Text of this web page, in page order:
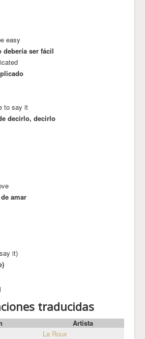
easy
debería ser fácil
to say it
decirlo, decirlo
amar
it)
traducidas
Artista
La Roux